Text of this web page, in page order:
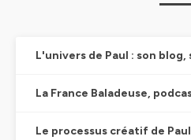
Le processus créatif de Paul